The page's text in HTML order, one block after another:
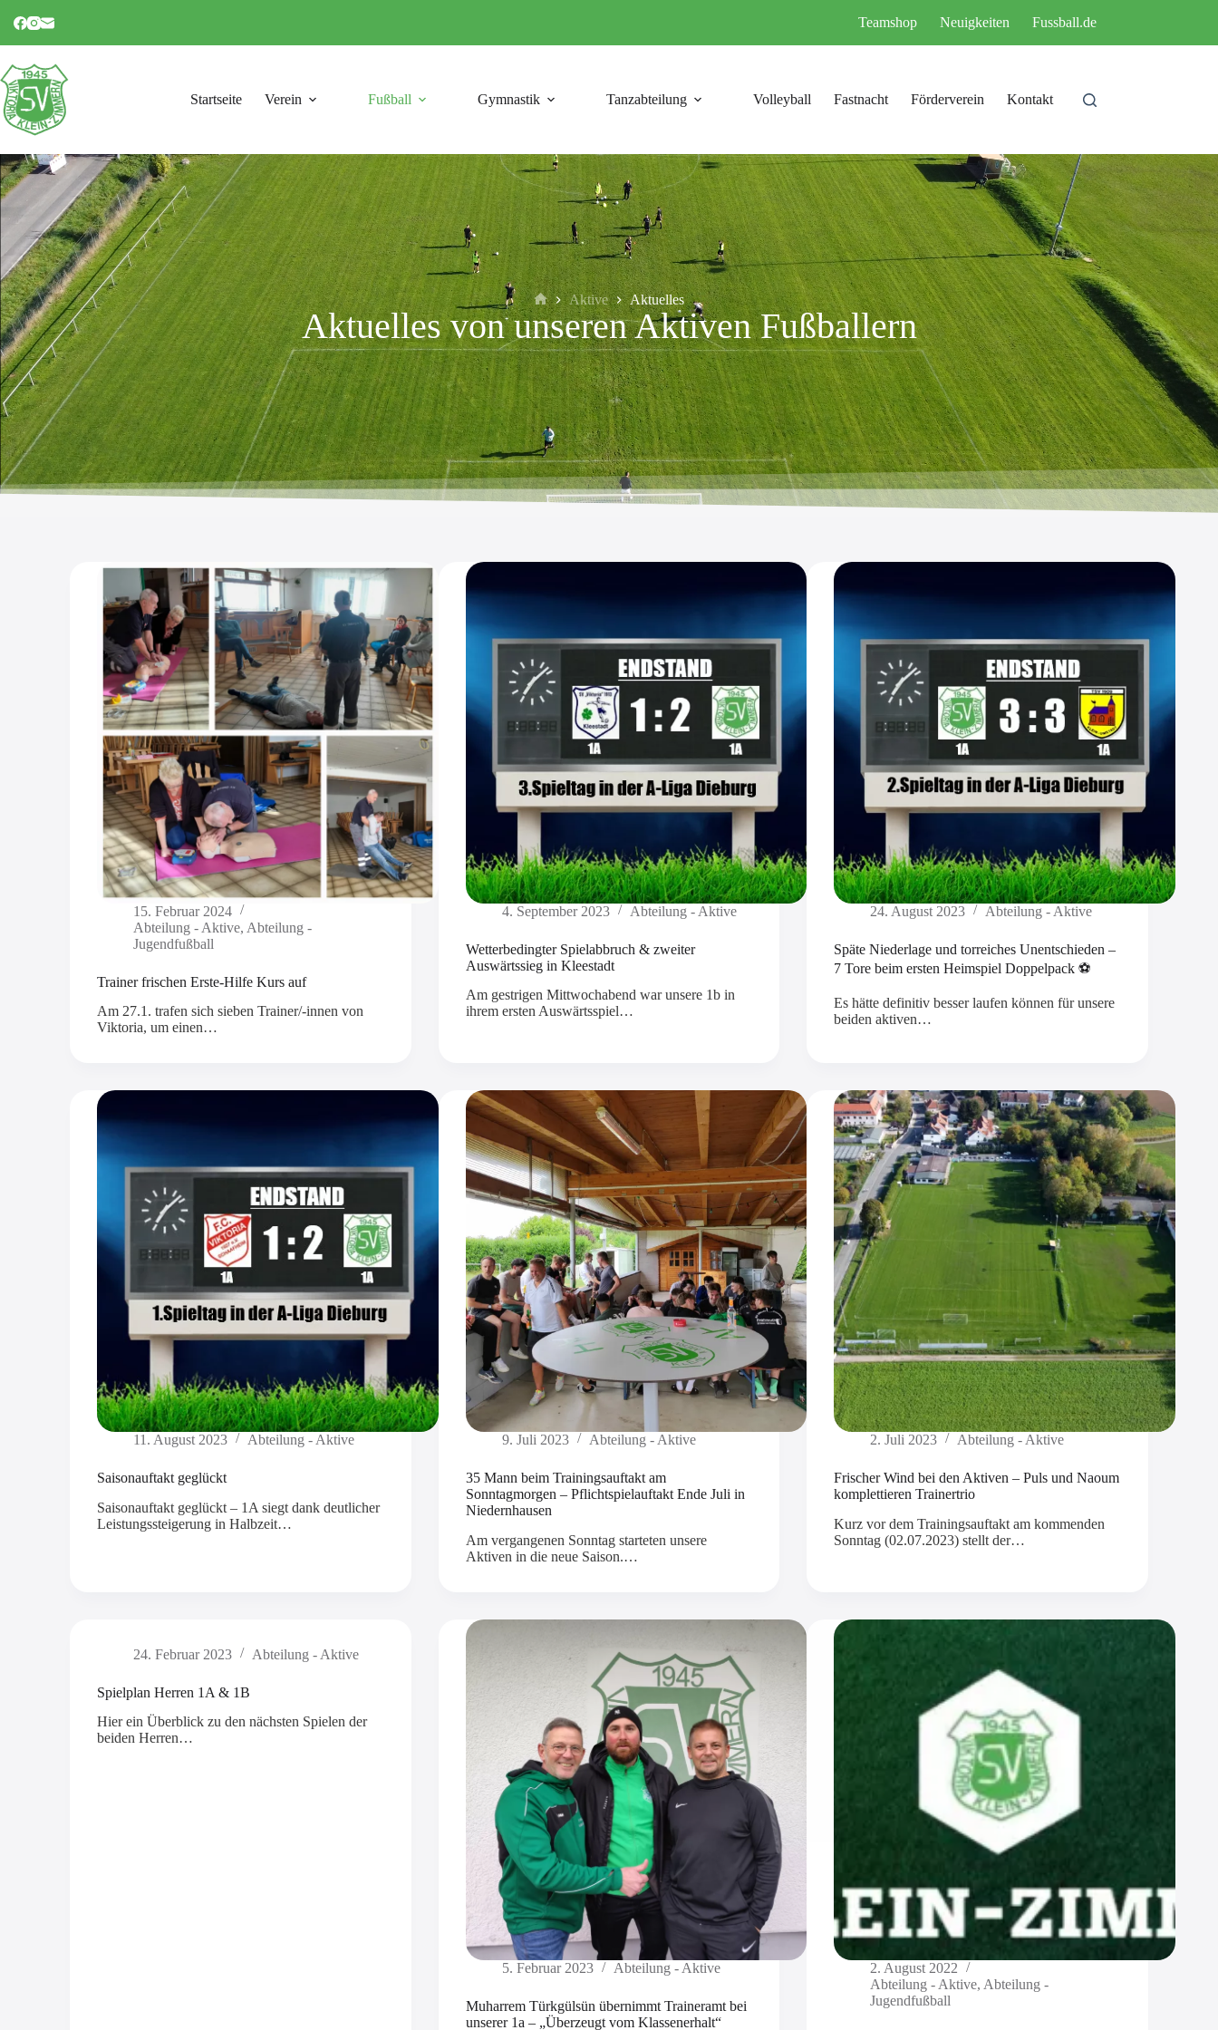
Teamshop Neuigkeiten Fussball.de
Startseite Verein Fußball Gymnastik Tanzabteilung Volleyball Fastnacht Förderverein Kontakt
Aktive Aktuelles
Aktuelles von unseren Aktiven Fußballern
15. Februar 2024
Abteilung - Aktive, Abteilung -
Jugendfußball
Trainer frischen Erste-Hilfe Kurs auf
Am 27.1. trafen sich sieben Trainer/-innen von
Viktoria, um einen…
4. September 2023 Abteilung - Aktive
Wetterbedingter Spielabbruch & zweiter
Auswärtssieg in Kleestadt
Am gestrigen Mittwochabend war unsere 1b in
ihrem ersten Auswärtsspiel…
24. August 2023 Abteilung - Aktive
Späte Niederlage und torreiches Unentschieden –
7 Tore beim ersten Heimspiel Doppelpack ⚽
Es hätte definitiv besser laufen können für unsere
beiden aktiven…
11. August 2023 Abteilung - Aktive
Saisonauftakt geglückt
Saisonauftakt geglückt – 1A siegt dank deutlicher
Leistungssteigerung in Halbzeit…
9. Juli 2023 Abteilung - Aktive
35 Mann beim Trainingsauftakt am
Sonntagmorgen – Pflichtspielauftakt Ende Juli in
Niedernhausen
Am vergangenen Sonntag starteten unsere
Aktiven in die neue Saison.…
2. Juli 2023 Abteilung - Aktive
Frischer Wind bei den Aktiven – Puls und Naoum
komplettieren Trainertrio
Kurz vor dem Trainingsauftakt am kommenden
Sonntag (02.07.2023) stellt der…
24. Februar 2023 Abteilung - Aktive
Spielplan Herren 1A & 1B
Hier ein Überblick zu den nächsten Spielen der
beiden Herren…
5. Februar 2023 Abteilung - Aktive
Muharrem Türkgülsün übernimmt Traineramt bei
unserer 1a – „Überzeugt vom Klassenerhalt“
2. August 2022
Abteilung - Aktive, Abteilung -
Jugendfußball